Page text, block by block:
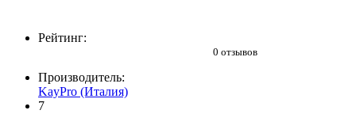
Рейтинг:
0 отзывов
Производитель:
KayPro (Италия)
7